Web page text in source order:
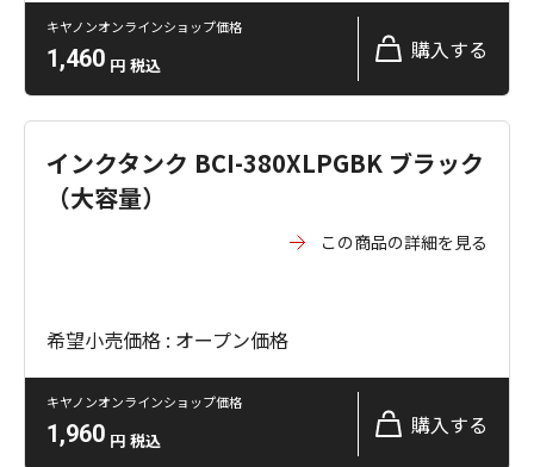
キヤノンオンラインショップ価格
1,460 円 税込
購入する
インクタンク BCI-380XLPGBK ブラック
（大容量）
この商品の詳細を見る
希望小売価格 : オープン価格
キヤノンオンラインショップ価格
1,960 円 税込
購入する